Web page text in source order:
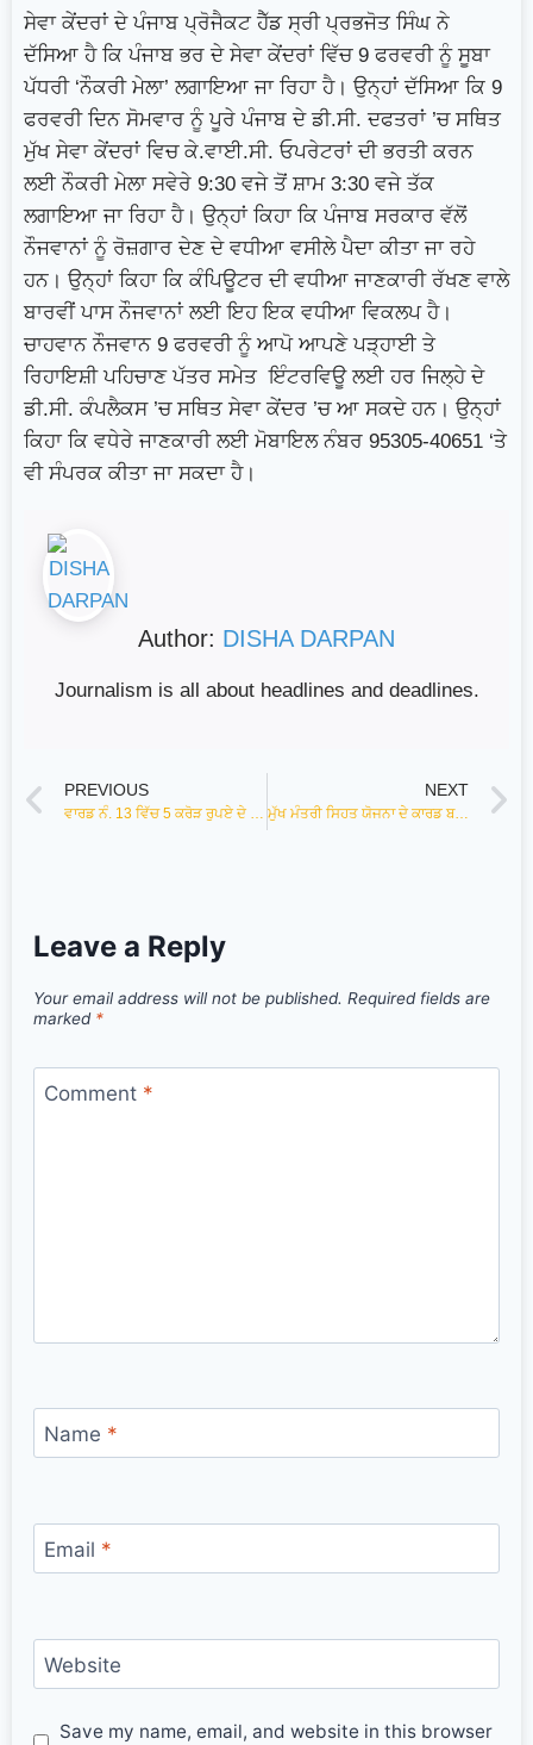
ਸੇਵਾ ਕੇਂਦਰਾਂ ਦੇ ਪੰਜਾਬ ਪ੍ਰੋਜੈਕਟ ਹੈੱਡ ਸ੍ਰੀ ਪ੍ਰਭਜੋਤ ਸਿੰਘ ਨੇ
ਦੱਸਿਆ ਹੈ ਕਿ ਪੰਜਾਬ ਭਰ ਦੇ ਸੇਵਾ ਕੇਂਦਰਾਂ ਵਿੱਚ 9 ਫਰਵਰੀ ਨੂੰ ਸੂਬਾ
ਪੱਧਰੀ ‘ਨੌਕਰੀ ਮੇਲਾ’ ਲਗਾਇਆ ਜਾ ਰਿਹਾ ਹੈ। ਉਨ੍ਹਾਂ ਦੱਸਿਆ ਕਿ 9
ਫਰਵਰੀ ਦਿਨ ਸੋਮਵਾਰ ਨੂੰ ਪੂਰੇ ਪੰਜਾਬ ਦੇ ਡੀ.ਸੀ. ਦਫਤਰਾਂ ’ਚ ਸਥਿਤ
ਮੁੱਖ ਸੇਵਾ ਕੇਂਦਰਾਂ ਵਿਚ ਕੇ.ਵਾਈ.ਸੀ. ਓਪਰੇਟਰਾਂ ਦੀ ਭਰਤੀ ਕਰਨ
ਲਈ ਨੌਕਰੀ ਮੇਲਾ ਸਵੇਰੇ 9:30 ਵਜੇ ਤੋਂ ਸ਼ਾਮ 3:30 ਵਜੇ ਤੱਕ
ਲਗਾਇਆ ਜਾ ਰਿਹਾ ਹੈ। ਉਨ੍ਹਾਂ ਕਿਹਾ ਕਿ ਪੰਜਾਬ ਸਰਕਾਰ ਵੱਲੋਂ
ਨੌਜਵਾਨਾਂ ਨੂੰ ਰੋਜ਼ਗਾਰ ਦੇਣ ਦੇ ਵਧੀਆ ਵਸੀਲੇ ਪੈਦਾ ਕੀਤਾ ਜਾ ਰਹੇ
ਹਨ। ਉਨ੍ਹਾਂ ਕਿਹਾ ਕਿ ਕੰਪਿਊਟਰ ਦੀ ਵਧੀਆ ਜਾਣਕਾਰੀ ਰੱਖਣ ਵਾਲੇ
ਬਾਰਵੀਂ ਪਾਸ ਨੌਜਵਾਨਾਂ ਲਈ ਇਹ ਇਕ ਵਧੀਆ ਵਿਕਲਪ ਹੈ।
ਚਾਹਵਾਨ ਨੌਜਵਾਨ 9 ਫਰਵਰੀ ਨੂੰ ਆਪੋ ਆਪਣੇ ਪੜ੍ਹਾਈ ਤੇ
ਰਿਹਾਇਸ਼ੀ ਪਹਿਚਾਣ ਪੱਤਰ ਸਮੇਤ ਇੰਟਰਵਿਊ ਲਈ ਹਰ ਜਿਲ੍ਹੇ ਦੇ
ਡੀ.ਸੀ. ਕੰਪਲੈਕਸ ’ਚ ਸਥਿਤ ਸੇਵਾ ਕੇਂਦਰ ’ਚ ਆ ਸਕਦੇ ਹਨ। ਉਨ੍ਹਾਂ
ਕਿਹਾ ਕਿ ਵਧੇਰੇ ਜਾਣਕਾਰੀ ਲਈ ਮੋਬਾਇਲ ਨੰਬਰ 95305-40651 ‘ਤੇ
ਵੀ ਸੰਪਰਕ ਕੀਤਾ ਜਾ ਸਕਦਾ ਹੈ।
Author: DISHA DARPAN
Journalism is all about headlines and deadlines.
PREVIOUS
ਵਾਰਡ ਨੰ. 13 ਵਿੱਚ 5 ਕਰੋੜ ਰੁਪਏ ਦੇ ਇੰਟਰਲਾਕਿੰਗ ਟਾਈਲਾਂ ਦੇ ਕੰਮ ਦਾ ਉਦਘਾਟਨ; ਮੇਅਰ ਪਦਮਜੀਤ ਸਿੰਘ ਮਹਿਤਾ ਨੇ ਵਾਰਡ ਦੀਆਂ ਮਾਤਾਵਾਂ ਦੇ ਹੱਥੋਂ ਕਰਵਾਈ
NEXT
ਮੁੱਖ ਮੰਤਰੀ ਸਿਹਤ ਯੋਜਨਾ ਦੇ ਕਾਰਡ ਬਣਾਉਣ ਲਈ ਜ਼ਿਲ੍ਹੇ ਵਿੱਚ 57 ਥਾਵਾਂ ਤੇ ਵਿਸ਼ੇਸ਼ ਕੈਂਪ ਜਾਰੀ : ਵਧੀਕ ਡਿਪਟੀ ਕਮਿਸ਼ਨਰ
Leave a Reply
Your email address will not be published. Required fields are
marked *
Comment *
Name *
Email *
Website
Save my name, email, and website in this browser